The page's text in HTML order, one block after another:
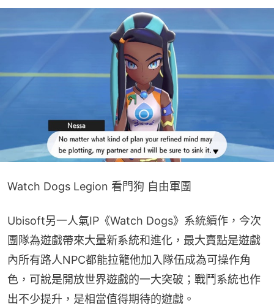
Watch Dogs Legion 看門狗 自由軍團
Ubisoft另一人氣IP《Watch Dogs》系統續作，今次
團隊為遊戲帶來大量新系統和進化，最大賣點是遊戲
內所有路人NPC都能拉籠他加入隊伍成為可操作角
色，可說是開放世界遊戲的一大突破；戰鬥系統也作
出不少提升，是相當值得期待的遊戲。